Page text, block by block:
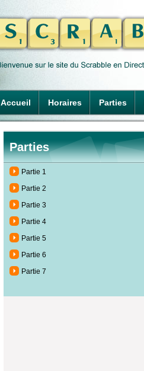
Accueil Horaires Parties
Parties
Partie 1
Partie 2
Partie 3
Partie 4
Partie 5
Partie 6
Partie 7